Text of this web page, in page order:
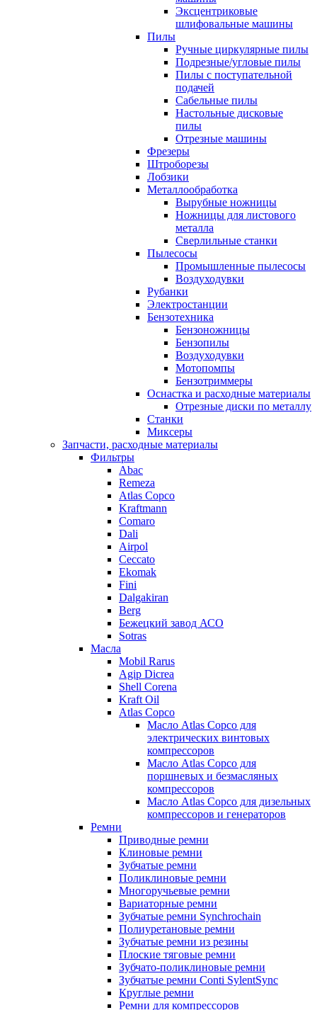
Эксцентриковые
шлифовальные машины
Пилы
Ручные циркулярные пилы
Подрезные/угловые пилы
Пилы с поступательной
подачей
Сабельные пилы
Настольные дисковые
пилы
Отрезные машины
Фрезеры
Штроборезы
Лобзики
Металлообработка
Вырубные ножницы
Ножницы для листового
металла
Сверлильные станки
Пылесосы
Промышленные пылесосы
Воздуходувки
Рубанки
Электростанции
Бензотехника
Бензоножницы
Бензопилы
Воздуходувки
Мотопомпы
Бензотриммеры
Оснастка и расходные материалы
Отрезные диски по металлу
Станки
Миксеры
Запчасти, расходные материалы
Фильтры
Abac
Remeza
Atlas Copco
Kraftmann
Comaro
Dali
Airpol
Ceccato
Ekomak
Fini
Dalgakiran
Berg
Бежецкий завод АСО
Sotras
Масла
Mobil Rarus
Agip Dicrea
Shell Corena
Kraft Oil
Atlas Copco
Масло Atlas Copco для
электрических винтовых
компрессоров
Масло Atlas Copco для
поршневых и безмасляных
компрессоров
Масло Atlas Copco для дизельных
компрессоров и генераторов
Ремни
Приводные ремни
Клиновые ремни
Зубчатые ремни
Поликлиновые ремни
Многоручьевые ремни
Вариаторные ремни
Зубчатые ремни Synchrochain
Полиуретановые ремни
Зубчатые ремни из резины
Плоские тяговые ремни
Зубчато-поликлиновые ремни
Зубчатые ремни Conti SylentSync
Круглые ремни
Ремни для компрессоров